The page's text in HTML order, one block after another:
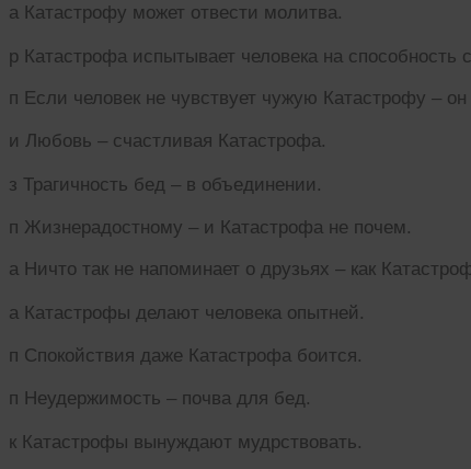
а Катастрофу может отвести молитва.
р Катастрофа испытывает человека на способность
п Если человек не чувствует чужую Катастрофу –
и Любовь – счастливая Катастрофа.
з Трагичность бед – в объединении.
п Жизнерадостному – и Катастрофа не почем.
а Ничто так не напоминает о друзьях – как
а Катастрофы делают человека опытней.
п Спокойствия даже Катастрофа боится.
п Неудержимость – почва для бед.
к Катастрофы вынуждают мудрствовать.